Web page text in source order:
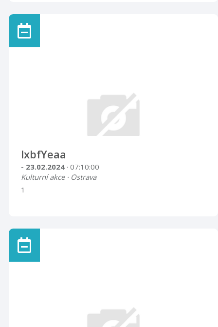
lxbfYeaa
- 23.02.2024 · 07:10:00
Kulturní akce · Ostrava
1